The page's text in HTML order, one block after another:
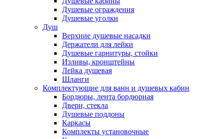
Душевые ограждения
Душевые уголки
Душ
Верхние душевые насадки
Держатели для лейки
Душевые гарнитуры, стойки
Изливы, кронштейны
Лейка душевая
Шланги
Комплектующие для ванн и душевых кабин
Бордюры, лента бордюрная
Двери, стекла
Душевые поддоны
Каркасы
Комплекты установочные